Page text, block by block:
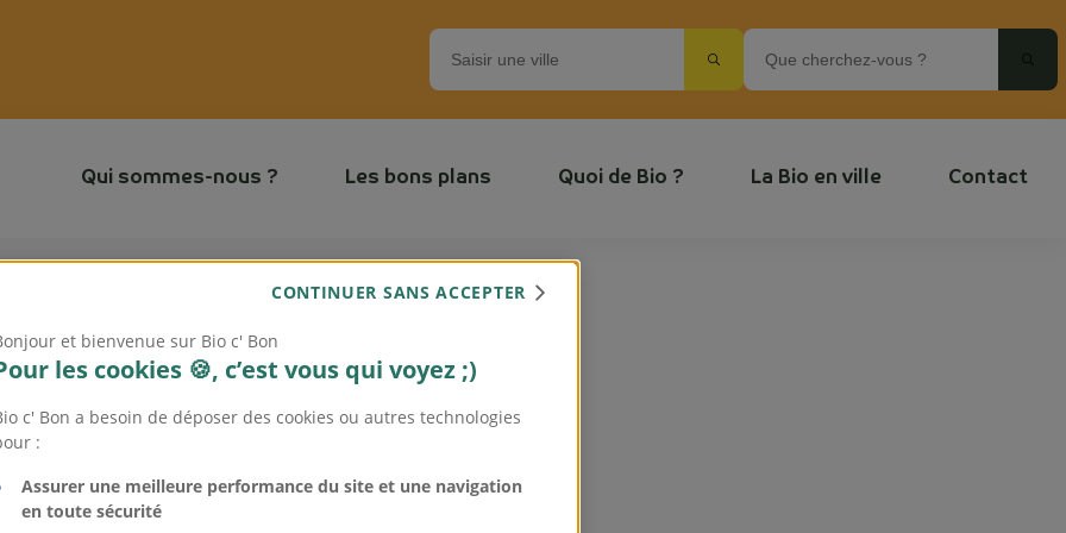
Qui sommes-nous ? Les bons plans Quoi de Bio ? La Bio en ville Contact
bon
et bienvenue sur Bio c' Bon
les cookies 🍪, c’est vous qui voyez ;)
c' Bon a besoin de déposer des cookies ou autres technologies
:
Assurer une meilleure performance du site et une navigation
en toute sécurité
CONTINUER SANS ACCEPTER